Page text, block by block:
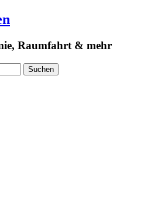
Raumfahrt & mehr